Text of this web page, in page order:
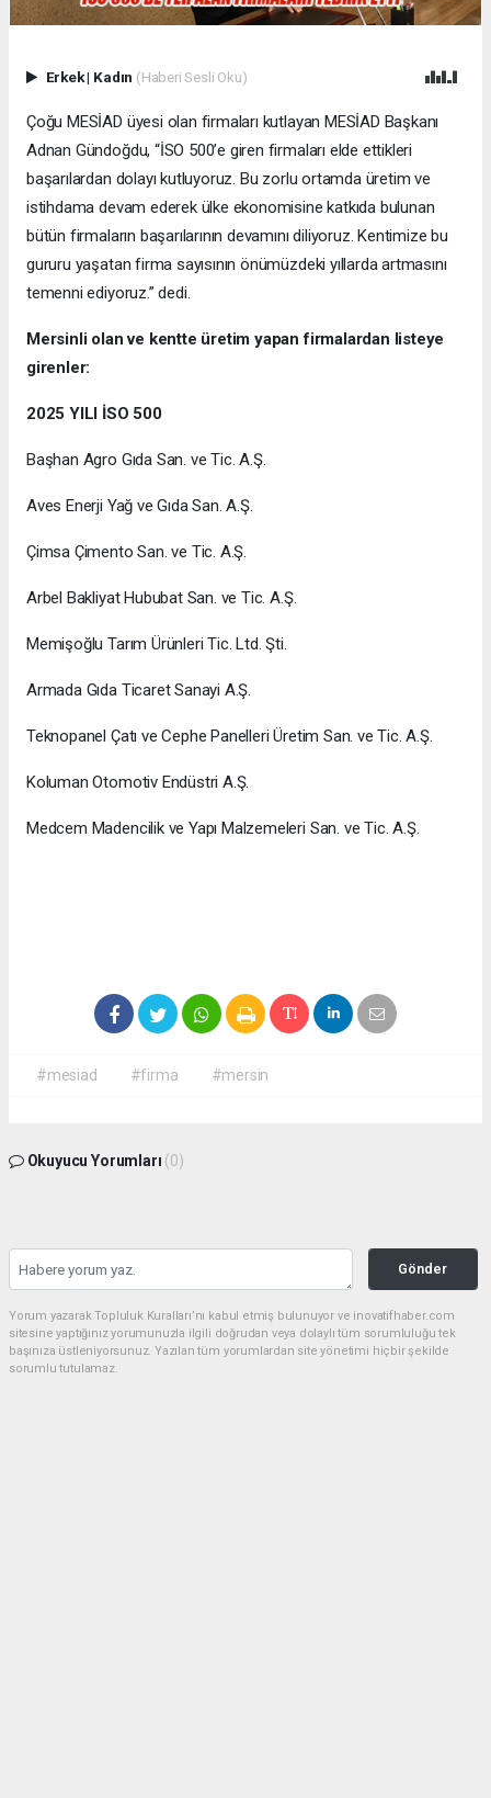
Erkek| Kadın (Haberi Sesli Oku)
Çoğu MESİAD üyesi olan firmaları kutlayan MESİAD Başkanı
Adnan Gündoğdu, “İSO 500’e giren firmaları elde ettikleri
başarılardan dolayı kutluyoruz. Bu zorlu ortamda üretim ve
istihdama devam ederek ülke ekonomisine katkıda bulunan
bütün firmaların başarılarının devamını diliyoruz. Kentimize bu
gururu yaşatan firma sayısının önümüzdeki yıllarda artmasını
temenni ediyoruz.” dedi.
Mersinli olan ve kentte üretim yapan firmalardan listeye
girenler:
2025 YILI İSO 500
Başhan Agro Gıda San. ve Tic. A.Ş.
Aves Enerji Yağ ve Gıda San. A.Ş.
Çimsa Çimento San. ve Tic. A.Ş.
Arbel Bakliyat Hububat San. ve Tic. A.Ş.
Memişoğlu Tarım Ürünleri Tic. Ltd. Şti.
Armada Gıda Ticaret Sanayi A.Ş.
Teknopanel Çatı ve Cephe Panelleri Üretim San. ve Tic. A.Ş.
Koluman Otomotiv Endüstri A.Ş.
Medcem Madencilik ve Yapı Malzemeleri San. ve Tic. A.Ş.
#mesiad #firma #mersin
Okuyucu Yorumları (0)
Gönder
Yorum yazarak Topluluk Kuralları’nı kabul etmiş bulunuyor ve inovatifhaber.com
sitesine yaptığınız yorumunuzla ilgili doğrudan veya dolaylı tüm sorumluluğu tek
başınıza üstleniyorsunuz. Yazılan tüm yorumlardan site yönetimi hiçbir şekilde
sorumlu tutulamaz.